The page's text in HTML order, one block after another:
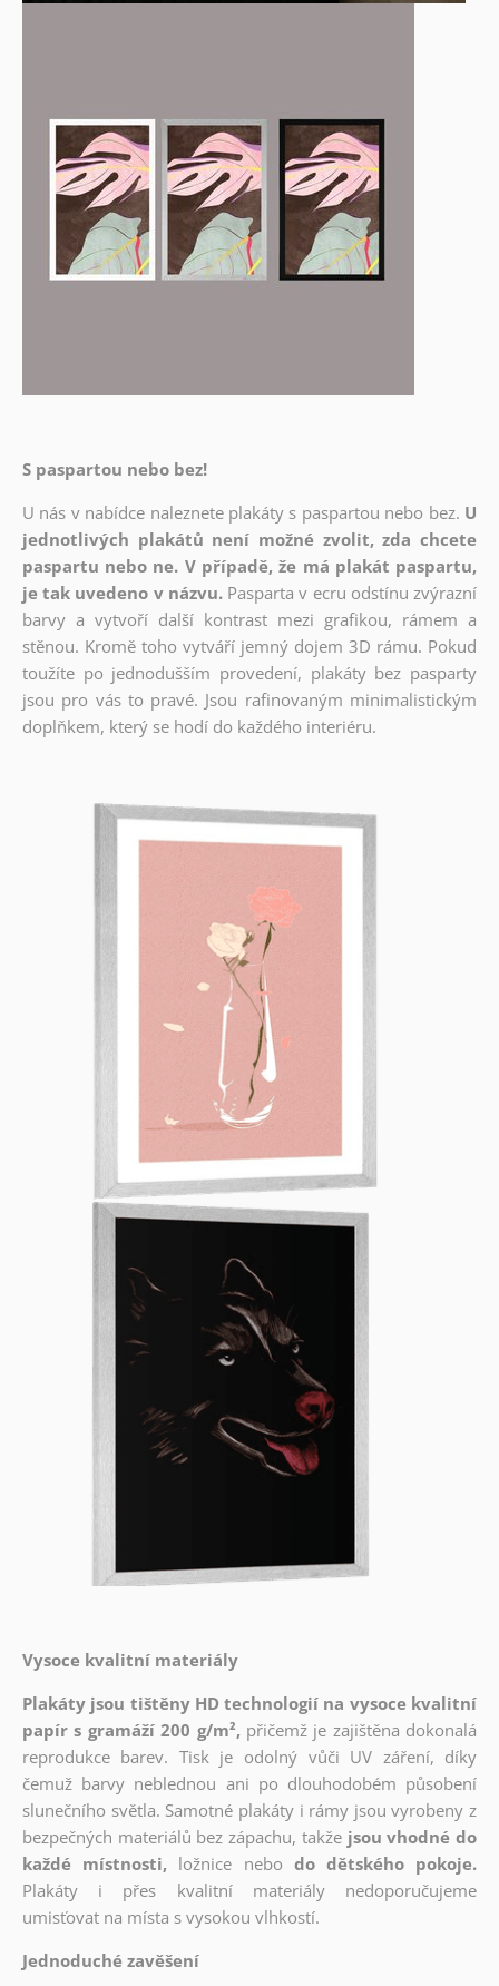
S paspartou nebo bez!
U nás v nabídce naleznete plakáty s paspartou nebo bez. U
jednotlivých plakátů není možné zvolit, zda chcete
paspartu nebo ne. V případě, že má plakát paspartu,
je tak uvedeno v názvu. Pasparta v ecru odstínu zvýrazní
barvy a vytvoří další kontrast mezi grafikou, rámem a
stěnou. Kromě toho vytváří jemný dojem 3D rámu. Pokud
toužíte po jednodušším provedení, plakáty bez pasparty
jsou pro vás to pravé. Jsou rafinovaným minimalistickým
doplňkem, který se hodí do každého interiéru.
Vysoce kvalitní materiály
Plakáty jsou tištěny HD technologií na vysoce kvalitní
papír s gramáží 200 g/m², přičemž je zajištěna dokonalá
reprodukce barev. Tisk je odolný vůči UV záření, díky
čemuž barvy neblednou ani po dlouhodobém působení
slunečního světla. Samotné plakáty i rámy jsou vyrobeny z
bezpečných materiálů bez zápachu, takže jsou vhodné do
každé místnosti, ložnice nebo do dětského pokoje.
Plakáty i přes kvalitní materiály nedoporučujeme
umisťovat na místa s vysokou vlhkostí.
Jednoduché zavěšení